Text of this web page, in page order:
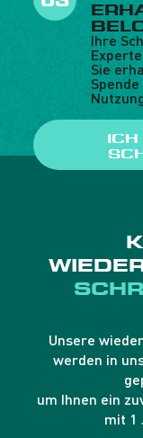
Ihre
Sie
ICH
Unsere
werden in
um Ihnen ein
mit 1